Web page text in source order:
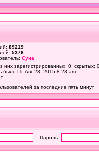
89219
5376
Суна
них зарегистрированных: 0,
было Пт Авг 28, 2015 8:23 am
за последние пять минут
Пароль: